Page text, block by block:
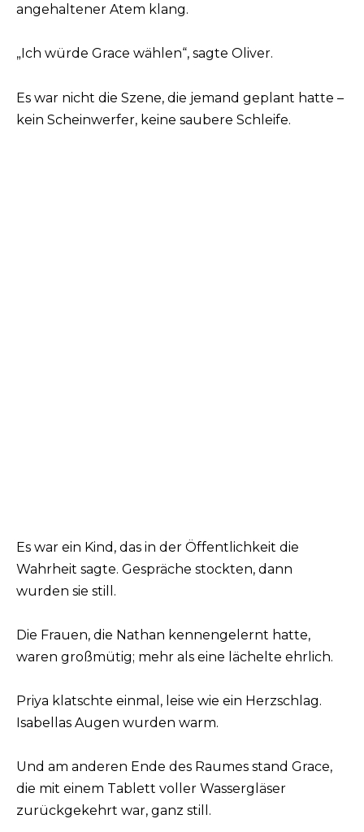
angehaltener Atem klang.
„Ich würde Grace wählen“, sagte Oliver.
Es war nicht die Szene, die jemand geplant hatte –
kein Scheinwerfer, keine saubere Schleife.
Es war ein Kind, das in der Öffentlichkeit die
Wahrheit sagte. Gespräche stockten, dann
wurden sie still.
Die Frauen, die Nathan kennengelernt hatte,
waren großmütig; mehr als eine lächelte ehrlich.
Priya klatschte einmal, leise wie ein Herzschlag.
Isabellas Augen wurden warm.
Und am anderen Ende des Raumes stand Grace,
die mit einem Tablett voller Wassergläser
zurückgekehrt war, ganz still.